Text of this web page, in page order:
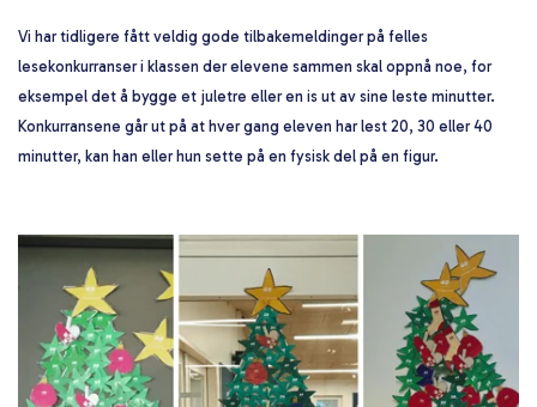
Vi har tidligere fått veldig gode tilbakemeldinger på felles
lesekonkurranser i klassen der elevene sammen skal oppnå noe, for
eksempel det å bygge et juletre eller en is ut av sine leste minutter.
Konkurransene går ut på at hver gang eleven har lest 20, 30 eller 40
minutter, kan han eller hun sette på en fysisk del på en figur.